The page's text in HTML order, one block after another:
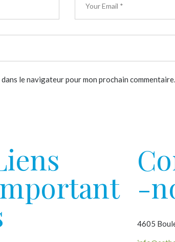
le navigateur pour mon prochain commentaire.
-
4605